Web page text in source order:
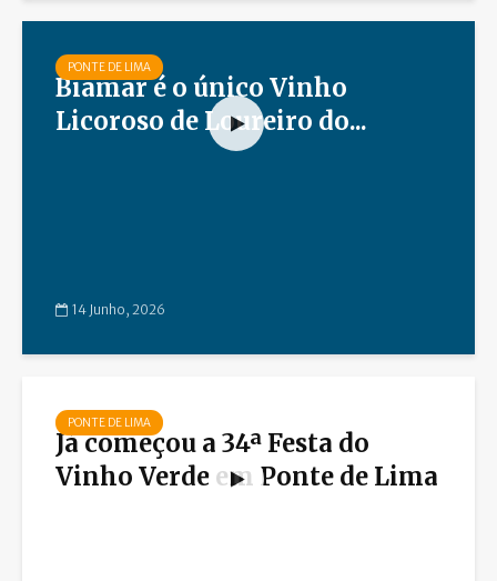
PONTE DE LIMA
Biamar é o único Vinho
Licoroso de Loureiro do...
14 Junho, 2026
PONTE DE LIMA
Já começou a 34ª Festa do
Vinho Verde em Ponte de Lima